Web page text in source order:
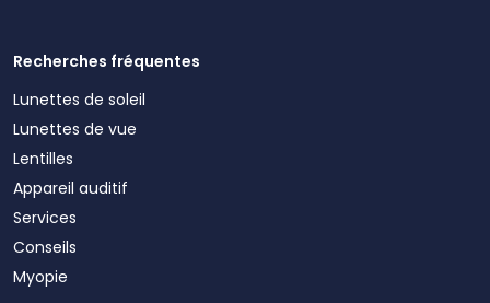
Recherches fréquentes
Lunettes de soleil
Lunettes de vue
Lentilles
Appareil auditif
Services
Conseils
Myopie